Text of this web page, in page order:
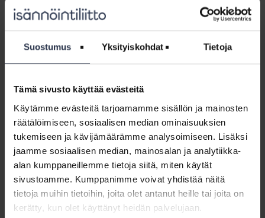
Suostumus Yksityiskohdat Tietoja
Tämä sivusto käyttää evästeitä
Käytämme evästeitä tarjoamamme sisällön ja mainosten
räätälöimiseen, sosiaalisen median ominaisuuksien
tukemiseen ja kävijämäärämme analysoimiseen. Lisäksi
jaamme sosiaalisen median, mainosalan ja analytiikka-
alan kumppaneillemme tietoja siitä, miten käytät
sivustoamme. Kumppanimme voivat yhdistää näitä
tietoja muihin tietoihin, joita olet antanut heille tai joita on
kerätty, kun olet käyttänyt heidän palvelujaan.
Välinearvio:
Välinearvio: ChatGPT
YLEINEN 15.3.2024
Kilpailutusta
ilman
silpputyötä Kilpailutusta ilman silpputyötä
ARTIKKELIT
On aika uudistaa taloyhtiöiden hankkeiden
kilpailuttamisen työtavat. Nyt siihen löytyy työkalu.
Perinteinen tapa kilpailuttaa taloyhtiön hanke tapahtuu
usein seuraavasti. Kirjoitetaan tarjouspyyntö Wordilla –
usein omia...